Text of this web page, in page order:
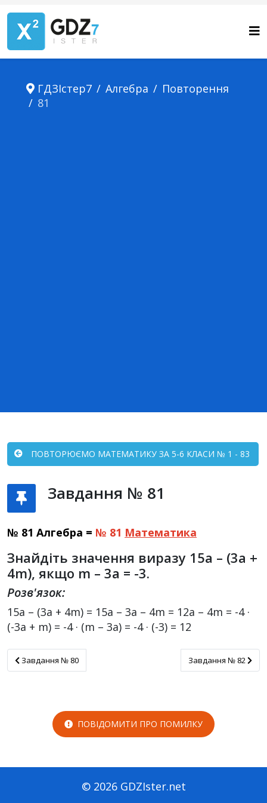
ГДЗІстер7 Алгебра
Повторення
81
ПОВТОРЮЄМО МАТЕМАТИКУ ЗА 5-6 КЛАСИ № 1 - 83
Завдання № 81
№ 81 Алгебра = № 81 Математика
Знайдіть значення виразу 15a – (3a +
4m), якщо m – 3a = -3.
Розв'язок:
15a – (3a + 4m) = 15a – 3a – 4m = 12a – 4m = -4 ·
(-3a + m) = -4 · (m – 3a) = -4 · (-3) = 12
Завдання № 80
Завдання № 80 Завдання № 82
Завдання № 82
ПОВІДОМИТИ ПРО ПОМИЛКУ
© 2026 GDZIster.net